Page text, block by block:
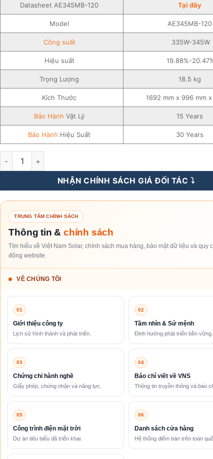
Datasheet AE345MB-120 Tại đây
Model AE345MB-120
Công suất 335W-345W
Hiệu suất 19.88%-
Trọng Lượng 18.5 kg
Kích Thước 1692 mm x 996 mm
Bảo Hành Vật Lý 15 Years
Bảo Hành Hiệu Suất 30 Years
Tấm Pin Năng Lượng Mặt Trời AE Solar 335-345WP -
NHẬN CHÍNH SÁCH GIÁ ĐỐI TÁC ⤵️
TRUNG TÂM CHÍNH SÁCH
Thông tin & chính sách
Tìm hiểu về Việt Nam Solar, chính sách mua hàng, bảo mật dữ liệu và quy
động website.
VỀ CHÚNG TÔI
01
Giới thiệu công ty
Lịch sử hình thành và phát triển.
02
Tầm nhìn & Sứ mệnh
Định hướng phát triển bền vững.
03
Chứng chỉ hành nghề
Giấy phép, chứng nhận và năng lực.
04
Báo chí viết về VNS
Thông tin truyền thông và báo
05
Công trình điện mặt trời
Dự án tiêu biểu đã triển khai.
06
Danh sách cửa hàng
Hệ thống điểm bán trên toàn